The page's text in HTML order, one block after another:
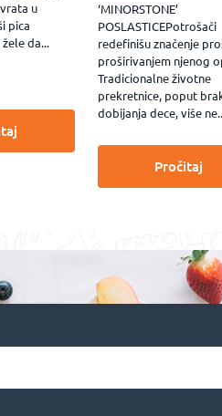
u
pica
da...
‘MINORSTONE’
POSLASTICEPotrošači
redefinišu značenje
proširivanjem njenog
Tradicionalne životne
prekretnice, poput
dobijanja dece, više
Pročitaj